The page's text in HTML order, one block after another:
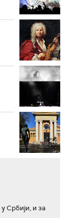
Србији, и за